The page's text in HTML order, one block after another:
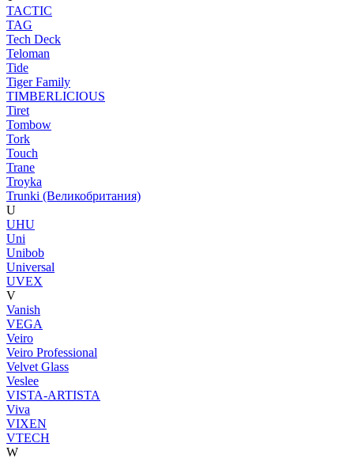
TACTIC
TAG
Tech Deck
Teloman
Tide
Tiger Family
TIMBERLICIOUS
Tiret
Tombow
Tork
Touch
Trane
Troyka
Trunki (Великобритания)
U
UHU
Uni
Unibob
Universal
UVEX
V
Vanish
VEGA
Veiro
Veiro Professional
Velvet Glass
Veslee
VISTA-ARTISTA
Viva
VIXEN
VTECH
W